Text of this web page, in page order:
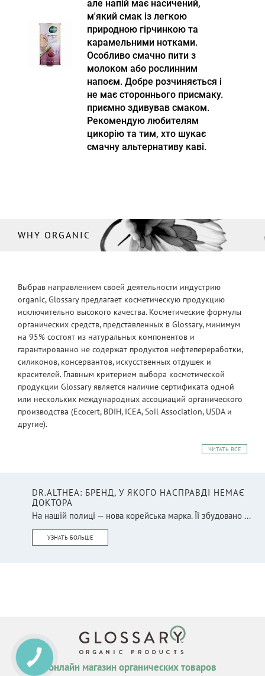
але напій має насичений,
м'який смак із легкою
природною гірчинкою та
карамельними нотками.
Особливо смачно пити з
молоком або рослинним
напоєм. Добре розчиняється і
не має стороннього присмаку.
приємно здивував смаком.
Рекомендую любителям
цикорію та тим, хто шукає
смачну альтернативу каві.
WHY ORGANIC
Выбрав направлением своей деятельности индустрию
organic, Glossary предлагает косметическую продукцию
исключительно высокого качества. Косметические формулы
органических средств, представленных в Glossary, минимум
на 95% состоят из натуральных компонентов и
гарантированно не содержат продуктов нефтепереработки,
силиконов, консервантов, искусственных отдушек и
красителей. Главным критерием выбора косметической
продукции Glossary является наличие сертификата одной
или нескольких международных ассоциаций органического
производства (Ecocert, BDIH, ICEA, Soil Association, USDA и
другие).
ЧИТАТЬ ВСЕ
DR.ALTHEA: БРЕНД, У ЯКОГО НАСПРАВДІ НЕМАЄ
ДОКТОРА
На нашій полиці — нова корейська марка. Її збудовано ...
УЗНАТЬ БОЛЬШЕ
онлайн магазин органических товаров